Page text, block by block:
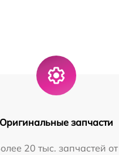
Оригинальные запчасти
20 тыс. запчастей от